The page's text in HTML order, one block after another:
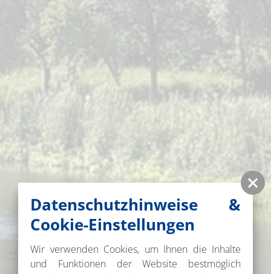
Datenschutzhinweise &
Cookie-Einstellungen
Wir verwenden Cookies, um Ihnen die Inhalte
und Funktionen der Website bestmöglich